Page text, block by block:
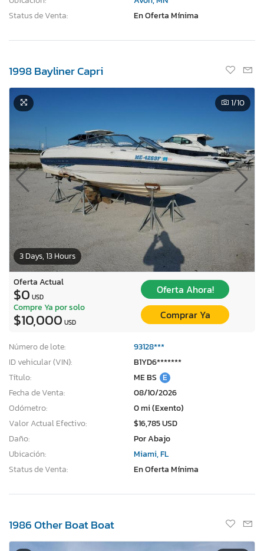
Status de Venta:
En Oferta Mínima
1998 Bayliner Capri
3 Days, 13 Hours
1/10
Oferta Actual
$0 USD
Oferta Ahora!
Compre Ya por solo
$10,000 USD
Comprar Ya
Número de lote:
93128***
ID vehicular (VIN):
B1YD6*******
Título:
ME BS E
Fecha de Venta:
08/10/2026
Odómetro:
0 mi (Exento)
Valor Actual Efectivo:
$16,785 USD
Daño:
Por Abajo
Ubicación:
Miami, FL
Status de Venta:
En Oferta Mínima
1986 Other Boat Boat